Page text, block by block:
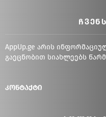
AppUp.ge არის
გაეცნობით სიახლეებს
კონტაქტი